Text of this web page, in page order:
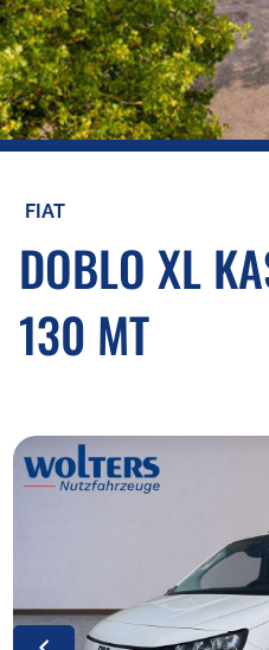
FIAT
DOBLO XL
130 MT